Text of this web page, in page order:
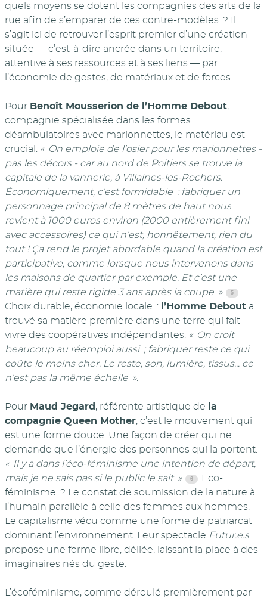
quels moyens se dotent les compagnies des arts de la
rue afin de s’emparer de ces contre-modèles ? Il
s’agit ici de retrouver l’esprit premier d’une création
située — c’est-à-dire ancrée dans un territoire,
attentive à ses ressources et à ses liens — par
l’économie de gestes, de matériaux et de forces.
Pour Benoît Mousserion de l’Homme Debout,
compagnie spécialisée dans les formes
déambulatoires avec marionnettes, le matériau est
crucial.
« On emploie de l’osier pour les marionnettes -
pas les décors - car au nord de Poitiers se trouve la
capitale de la vannerie, à Villaines-les-Rochers.
Économiquement, c’est formidable : fabriquer un
personnage principal de 8 mètres de haut nous
revient à 1000 euros environ (2000 entièrement fini
avec accessoires) ce qui n’est, honnêtement, rien du
tout ! Ça rend le projet abordable quand la création est
participative, comme lorsque nous intervenons dans
les maisons de quartier par exemple. Et c’est une
matière qui reste rigide 3 ans après la coupe ».
Choix durable, économie locale : l’Homme Debout a
trouvé sa matière première dans une terre qui fait
vivre des coopératives indépendantes.
« On croit
beaucoup au réemploi aussi ; fabriquer reste ce qui
coûte le moins cher. Le reste, son, lumière, tissus... ce
n’est pas la même échelle ».
Pour Maud Jegard , référente artistique de
la
compagnie Queen Mother, c’est le mouvement qui
est une forme douce. Une façon de créer qui ne
demande que l’énergie des personnes qui la portent.
« Il y a dans l’éco-féminisme une intention de départ,
mais je ne sais pas si le public le sait ».
Eco-
féminisme ? Le constat de soumission de la nature à
l’humain parallèle à celle des femmes aux hommes.
Le capitalisme vécu comme une forme de patriarcat
dominant l’environnement. Leur spectacle Futur.e.s
propose une forme libre, déliée, laissant la place à des
imaginaires nés du geste.
L’écoféminisme, comme déroulé premièrement par